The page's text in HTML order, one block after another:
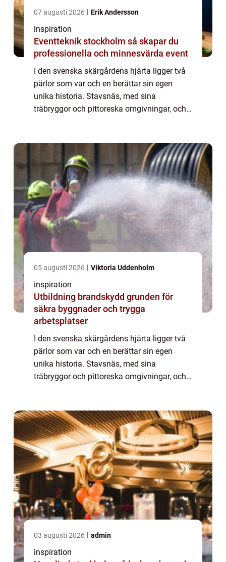
07 augusti 2026 Erik Andersson
inspiration
Eventteknik stockholm så skapar du
professionella och minnesvärda event
I den svenska skärgårdens hjärta ligger två
pärlor som var och en berättar sin egen
unika historia. Stavsnäs, med sina
träbryggor och pittoreska omgivningar, och
05 augusti 2026 Viktoria Uddenholm
inspiration
Utbildning brandskydd grunden för
säkra byggnader och trygga
arbetsplatser
I den svenska skärgårdens hjärta ligger två
pärlor som var och en berättar sin egen
unika historia. Stavsnäs, med sina
träbryggor och pittoreska omgivningar, och
03 augusti 2026 admin
inspiration